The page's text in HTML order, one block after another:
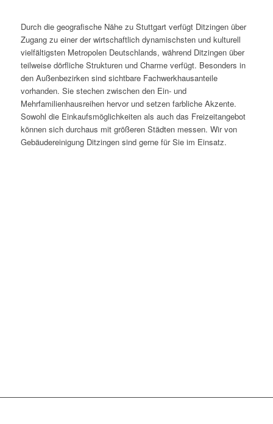
Durch die geografische Nähe zu Stuttgart verfügt Ditzingen über
Zugang zu einer der wirtschaftlich dynamischsten und kulturell
vielfältigsten Metropolen Deutschlands, während Ditzingen über
teilweise dörfliche Strukturen und Charme verfügt. Besonders in
den Außenbezirken sind sichtbare Fachwerkhausanteile
vorhanden. Sie stechen zwischen den Ein- und
Mehrfamilienhausreihen hervor und setzen farbliche Akzente.
Sowohl die Einkaufsmöglichkeiten als auch das Freizeitangebot
können sich durchaus mit größeren Städten messen. Wir von
Gebäudereinigung Ditzingen sind gerne für Sie im Einsatz.